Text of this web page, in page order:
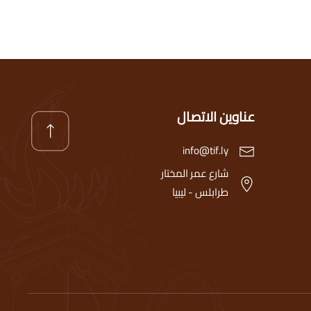
عناوين الاتصال
info@tif.ly
شارع عمر المختار
طرابلس - ليبيا